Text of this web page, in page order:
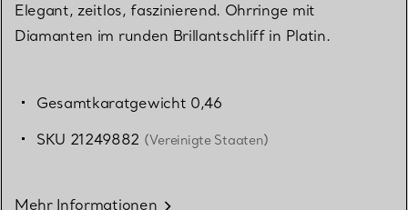
Elegant, zeitlos, faszinierend. Ohrringe mit
Diamanten im runden Brillantschliff in Platin.
Gesamtkaratgewicht 0,46
SKU 21249882 (Vereinigte Staaten)
Mehr Informationen